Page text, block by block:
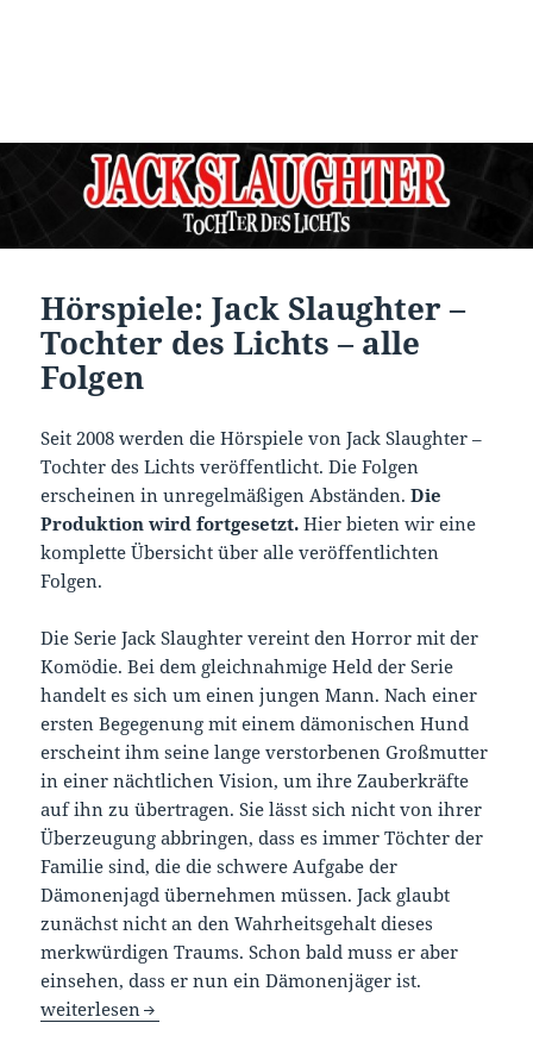
Hörspiele: Jack Slaughter –
Tochter des Lichts – alle
Folgen
Seit 2008 werden die Hörspiele von Jack Slaughter –
Tochter des Lichts veröffentlicht. Die Folgen
erscheinen in unregelmäßigen Abständen.Die
Produktion wird fortgesetzt. Hier bieten wir eine
komplette Übersicht über alle veröffentlichten
Folgen.
Die Serie Jack Slaughter vereint den Horror mit der
Komödie. Bei dem gleichnahmige Held der Serie
handelt es sich um einen jungen Mann. Nach einer
ersten Begegenung mit einem dämonischen Hund
erscheint ihm seine lange verstorbenen Großmutter
in einer nächtlichen Vision, um ihre Zauberkräfte
auf ihn zu übertragen. Sie lässt sich nicht von ihrer
Überzeugung abbringen, dass es immer Töchter der
Familie sind, die die schwere Aufgabe der
Dämonenjagd übernehmen müssen. Jack glaubt
zunächst nicht an den Wahrheitsgehalt dieses
merkwürdigen Traums. Schon bald muss er aber
einsehen, dass er nun ein Dämonenjäger ist.
Hörspiele: Jack Slaughter – Tochter des Lichts – alle
weiterlesen